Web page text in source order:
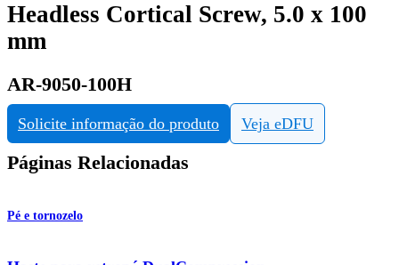
Headless Cortical Screw, 5.0 x 100
mm
AR-9050-100H
Solicite informação do produto Veja eDFU
Páginas Relacionadas
Pé e tornozelo